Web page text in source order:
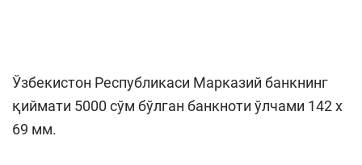
Ўзбекистон Республикаси Марказий банкнинг
қиймати 5000 сўм бўлган банкноти ўлчами 142 х
69 мм.